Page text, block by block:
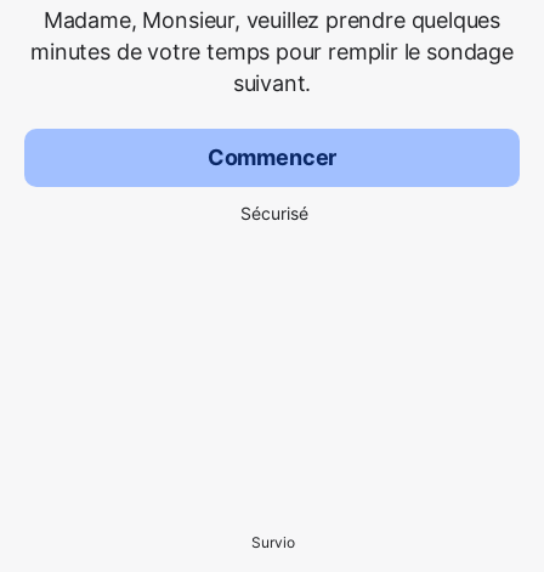
Madame, Monsieur, veuillez prendre quelques
minutes de votre temps pour remplir le sondage
suivant.
Commencer
Sécurisé
Survio